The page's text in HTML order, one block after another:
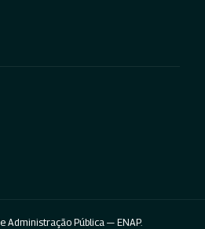
Administração Pública — ENAP.